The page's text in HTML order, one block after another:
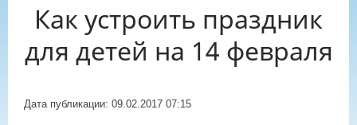
Как устроить праздник
для детей на 14 февраля
Дата публикации: 09.02.2017 07:15